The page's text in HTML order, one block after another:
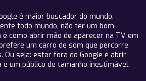
é maior buscador do mundo,
todo mundo, não ter um bom
como abrir mão de aparecer na TV em
um carro de som que percorre
Ou seja: estar fora do Google é abrir
e um público de tamanho inestimável.